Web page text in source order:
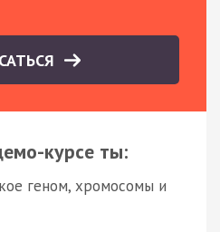
курсе ты:
геном, хромосомы и